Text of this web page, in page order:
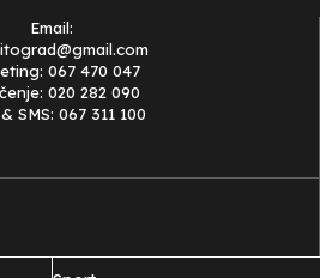
Email:
067 470 047
020 282 090
SMS: 067 311 100